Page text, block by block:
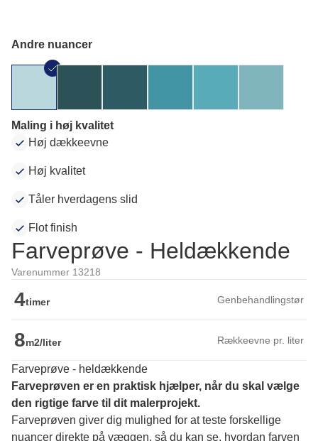
Andre nuancer
Maling i høj kvalitet
Høj dækkeevne
Høj kvalitet
Tåler hverdagens slid
Flot finish
Farveprøve - Heldækkende
Varenummer 13218
4timer Genbehandlingstør
8m2/liter Rækkeevne pr. liter
Farveprøve - heldækkende
Farveprøven er en praktisk hjælper, når du skal vælge
den rigtige farve til dit malerprojekt.
Farveprøven giver dig mulighed for at teste forskellige
nuancer direkte på væggen, så du kan se, hvordan farven